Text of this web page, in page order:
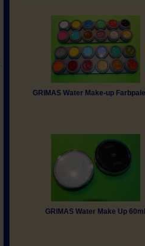
GRIMAS Water Make-up
GRIMAS Water Make Up